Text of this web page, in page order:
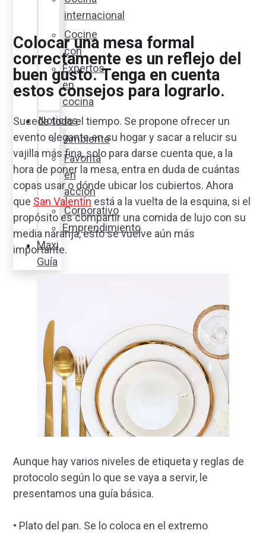
internacional
Cocine
con
Expertos
en
cocina
Noticias
Ambiente
Favorita
en
acción
Corporativo
Emprendimiento
Maxi
Guía
Colocar una mesa formal
correctamente es un reflejo del
buen gusto. Tenga en cuenta
estos consejos para lograrlo.
Sucede todo el tiempo. Se propone ofrecer un
evento elegante en su hogar y sacar a relucir su
vajilla más fina, solo para darse cuenta que, a la
hora de poner la mesa, entra en duda de cuántas
copas usar o dónde ubicar los cubiertos. Ahora
que San Valentín está a la vuelta de la esquina, si el
propósito es compartir una comida de lujo con su
media naranja, esto se vuelve aún más
importante.
Aunque hay varios niveles de etiqueta y reglas de
protocolo según lo que se vaya a servir, le
presentamos una guía básica.
• Plato del pan. Se lo coloca en el extremo